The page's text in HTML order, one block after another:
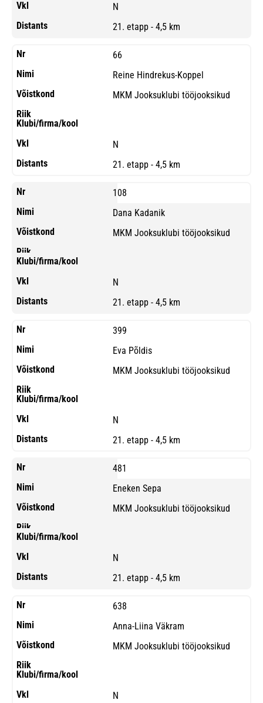
N
21. etapp - 4,5 km
66
Reine Hindrekus-Koppel
MKM Jooksuklubi tööjooksikud
N
21. etapp - 4,5 km
108
Dana Kadanik
MKM Jooksuklubi tööjooksikud
N
21. etapp - 4,5 km
399
Eva Põldis
MKM Jooksuklubi tööjooksikud
N
21. etapp - 4,5 km
481
Eneken Sepa
MKM Jooksuklubi tööjooksikud
N
21. etapp - 4,5 km
638
Anna-Liina Väkram
MKM Jooksuklubi tööjooksikud
N